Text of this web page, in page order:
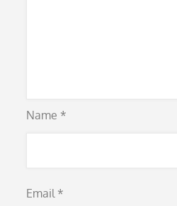
Name *
Email *